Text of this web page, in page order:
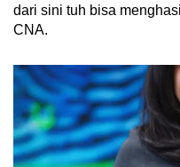
dari sini tuh bisa
CNA.